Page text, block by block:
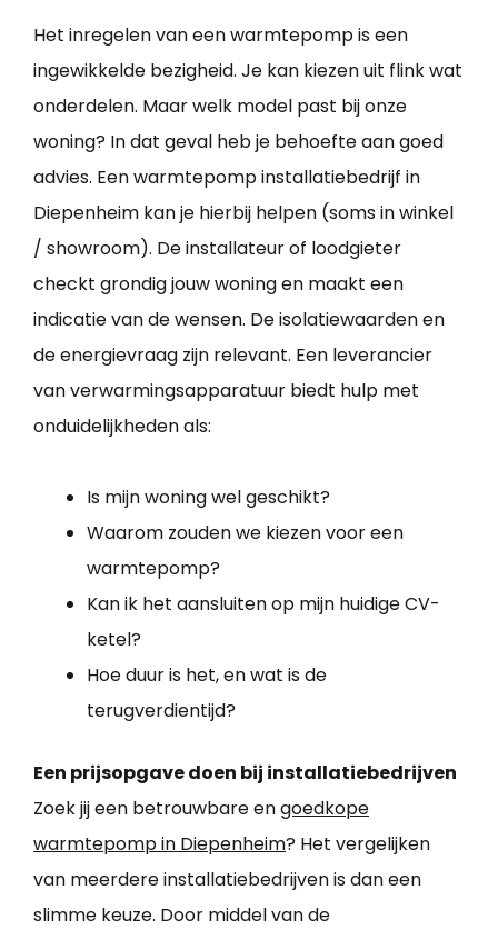
Het inregelen van een warmtepomp is een
ingewikkelde bezigheid. Je kan kiezen uit flink wat
onderdelen. Maar welk model past bij onze
woning? In dat geval heb je behoefte aan goed
advies. Een warmtepomp installatiebedrijf in
Diepenheim kan je hierbij helpen (soms in winkel
/ showroom). De installateur of loodgieter
checkt grondig jouw woning en maakt een
indicatie van de wensen. De isolatiewaarden en
de energievraag zijn relevant. Een leverancier
van verwarmingsapparatuur biedt hulp met
onduidelijkheden als:
Is mijn woning wel geschikt?
Waarom zouden we kiezen voor een
warmtepomp?
Kan ik het aansluiten op mijn huidige CV-
ketel?
Hoe duur is het, en wat is de
terugverdientijd?
Een prijsopgave doen bij installatiebedrijven
Zoek jij een betrouwbare engoedkope
warmtepomp in Diepenheim? Het vergelijken
van meerdere installatiebedrijven is dan een
slimme keuze. Door middel van de